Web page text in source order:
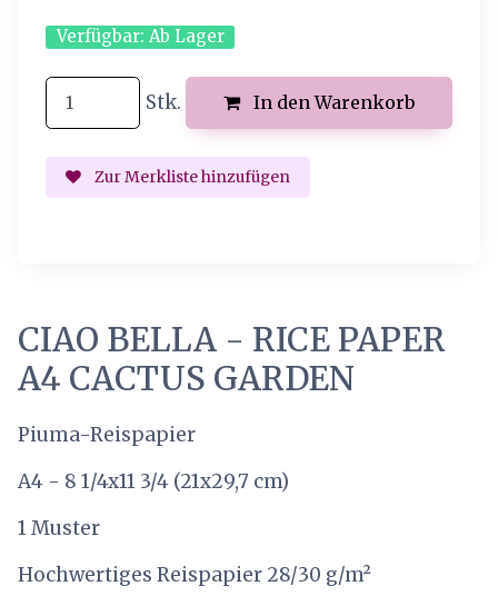
Verfügbar: Ab Lager
Stk. In den Warenkorb
Zur Merkliste hinzufügen
CIAO BELLA - RICE PAPER
A4 CACTUS GARDEN
Piuma-Reispapier
A4 - 8 1/4x11 3/4 (21x29,7 cm)
1 Muster
Hochwertiges Reispapier 28/30 g/m²